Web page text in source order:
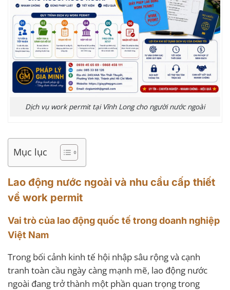
Dịch vụ work permit tại Vĩnh Long cho người nước ngoài
Mục lục
Lao động nước ngoài và nhu cầu cấp thiết
về work permit
Vai trò của lao động quốc tế trong doanh nghiệp
Việt Nam
Trong bối cảnh kinh tế hội nhập sâu rộng và cạnh
tranh toàn cầu ngày càng mạnh mẽ, lao động nước
ngoài đang trở thành một phần quan trọng trong